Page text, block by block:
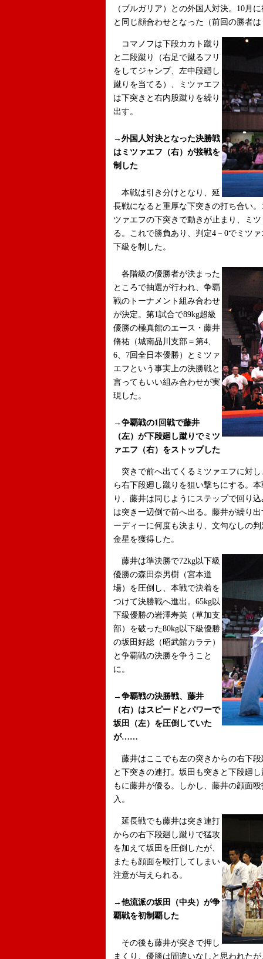
（ブルガリア）との外国人対決。10月
と同じ顔合わせとなった（前回の勝者
コマノフは下段カカト蹴り
と二段蹴り（右足で蹴るフリ
をしてジャンプ、左中段廻し
蹴りを当てる）、ミツァエフ
は下突きと右内股蹴りを繰り
出す。
→外国人対決となった決勝戦
はミツァエフ（右）が接戦を
制した
本戦は引き分けとなり、延
長戦になると重厚な下突きの打ち合い
ツァエフの下突きで動きが止まり、ミ
る。これで勝負あり、判定4－0でミツ
下級を制した。
各階級の優勝者が決まった
ところで抽選が行われ、争覇
戦のトーナメント組み合わせ
が決定。第1試合で89kg超級
優勝の極真館のエース・藤井
脩祐（城南品川支部＝第4、
6、7回全日本優勝）とミツァ
エフという事実上の決勝戦と
言ってもいい組み合わせが実
現した。
→争覇戦の1回戦で藤井
（左）が下段廻し蹴りでミツ
ァエフ（右）をストップした
突きで前へ出てくるミツァエフに対
ら右下段廻し蹴りを狙い撃ちにする。
り、藤井は同じようにステップで回り
は突き一辺倒で前へ出る。藤井が繰り
ーディーに何度も決まり、文句なしの
金星を獲得した。
藤井は準決勝で72kg以下級
優勝の森田奈男樹（宮本道
場）を圧倒し、本戦で決着を
つけて決勝戦へ進出。65kg以
下級優勝の岩澤寿英（草加支
部）を破った80kg以下級優勝
の坂田好総（昭武館カラテ）
と争覇戦の決勝を争うこと
に。
→争覇戦の決勝戦、藤井
（右）はスピードとパワーで
坂田（左）を圧倒していた
が……
藤井はここでも左の突きからの右下
と下突きの連打。坂田も突きと下段廻
もに藤井が優る。しかし、藤井の顔面
入。
延長戦でも藤井は突き連打
からの右下段廻し蹴りで猛攻
を加えて坂田を圧倒したが、
またも顔面を殴打してしまい
注意が与えられる。
→他流派の坂田（中央）が争
覇戦を初制覇した
その後も藤井が突きで押し
まくり、優勝は間違いなしと思われた